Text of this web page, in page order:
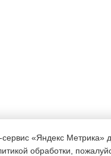
«Яндекс Метрика»
обработки,